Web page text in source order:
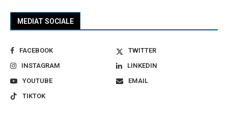
MEDIAT SOCIALE
FACEBOOK
TWITTER
INSTAGRAM
LINKEDIN
YOUTUBE
EMAIL
TIKTOK